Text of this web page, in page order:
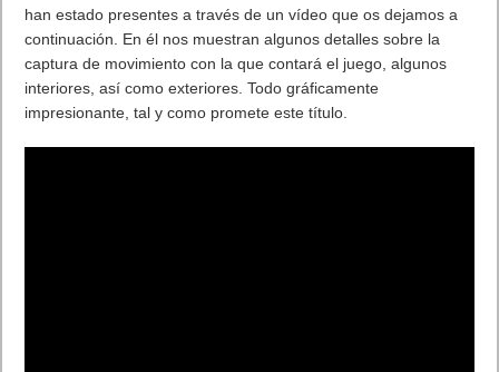
han estado presentes a través de un vídeo que os dejamos a
continuación. En él nos muestran algunos detalles sobre la
captura de movimiento con la que contará el juego, algunos
interiores, así como exteriores. Todo gráficamente
impresionante, tal y como promete este título.